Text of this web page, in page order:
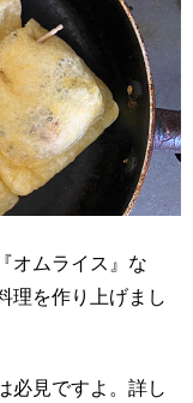
オムライス』な
理を作り上げまし
必見ですよ。詳し